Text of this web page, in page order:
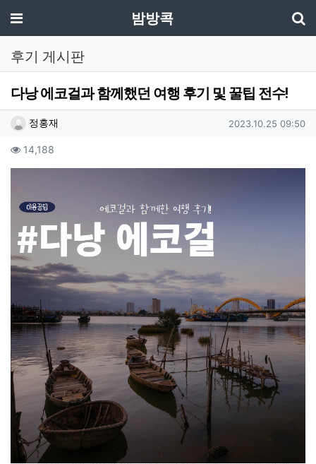
메뉴 밤방콕
후기 게시판
다낭 에코걸과 함께했던 여행 후기 및 꿀팁 전수!
작성자 정보
정홍재 작성일
2023.10.25 09:50
컨텐츠 정보
14,188